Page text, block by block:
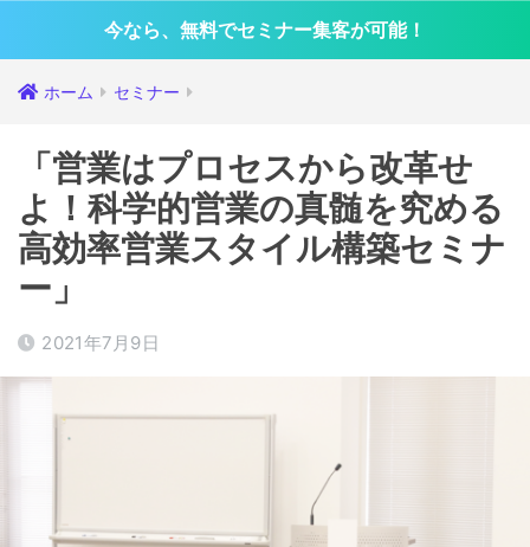
今なら、無料でセミナー集客が可能！
ホーム セミナー
「営業はプロセスから改革せ
よ！科学的営業の真髄を究める
高効率営業スタイル構築セミナ
ー」
2021年7月9日